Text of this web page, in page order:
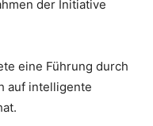
der Initiative
eine Führung durch
auf intelligente